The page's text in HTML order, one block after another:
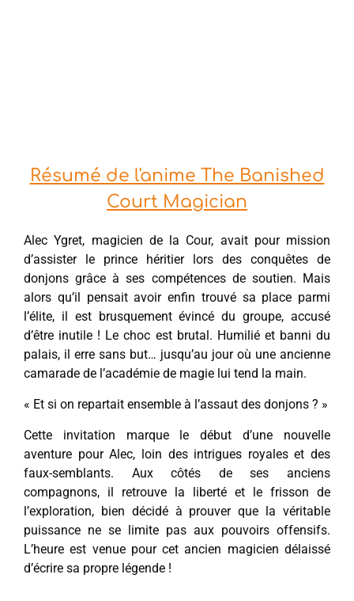
Résumé de l'anime The Banished
Court Magician
Alec Ygret, magicien de la Cour, avait pour mission
d’assister le prince héritier lors des conquêtes de
donjons grâce à ses compétences de soutien. Mais
alors qu’il pensait avoir enfin trouvé sa place parmi
l’élite, il est brusquement évincé du groupe, accusé
d’être inutile ! Le choc est brutal. Humilié et banni du
palais, il erre sans but… jusqu’au jour où une ancienne
camarade de l’académie de magie lui tend la main.
« Et si on repartait ensemble à l’assaut des donjons ? »
Cette invitation marque le début d’une nouvelle
aventure pour Alec, loin des intrigues royales et des
faux-semblants. Aux côtés de ses anciens
compagnons, il retrouve la liberté et le frisson de
l’exploration, bien décidé à prouver que la véritable
puissance ne se limite pas aux pouvoirs offensifs.
L’heure est venue pour cet ancien magicien délaissé
d’écrire sa propre légende !